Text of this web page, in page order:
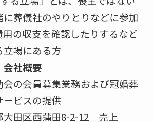
入れてみたい」が、56.4％
「取り入れてみたい」が